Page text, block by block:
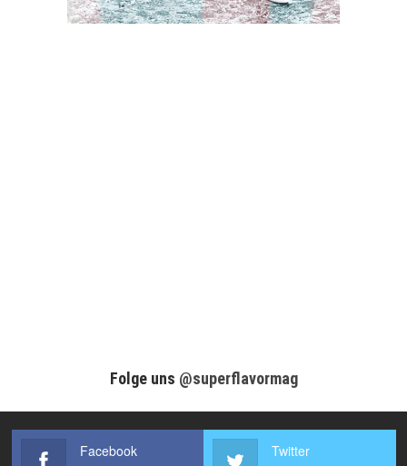
Folge uns @superflavormag
Facebook Twitter